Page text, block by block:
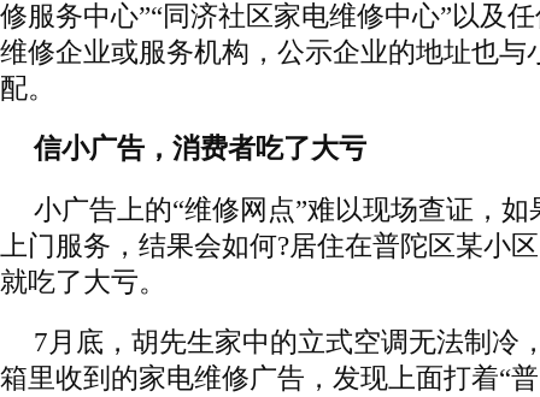
修服务中心”“同济社区家电维修中心”以及
维修企业或服务机构，公示企业的地址也与
配。
信小广告，消费者吃了大亏
小广告上的“维修网点”难以现场查证，
上门服务，结果会如何?居住在普陀区某小
就吃了大亏。
7月底，胡先生家中的立式空调无法制冷
箱里收到的家电维修广告，发现上面打着“